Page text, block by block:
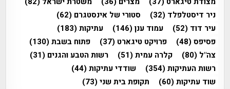
ניר דיסטלפלד (32) סטורי של אינסטגרם (62)
עיר דוד (52) עמוד ענן(146) עתיקות(183)
פסיפס(48) פרויקט טיגארט (37) פתוח בשבת(130)
צה"ל (80) קלרה עמית(51) רשות הטבע והגנים (31)
רשות העתיקות(354) שודדי עתיקות(44)
שוד עתיקות(60) תקופת בית שני(73)